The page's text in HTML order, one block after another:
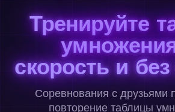
Тренируйте
скорость и
Соревнования с друзьями
повторение таблицы